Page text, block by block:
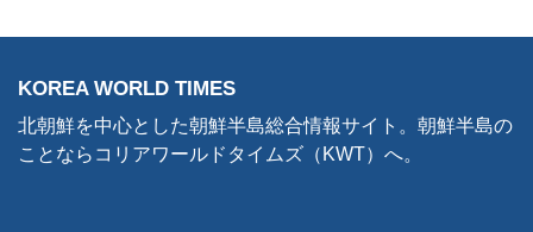
KOREA WORLD TIMES
北朝鮮を中心とした朝鮮半島総合情報サイト。朝鮮半島の
ことならコリアワールドタイムズ（KWT）へ。